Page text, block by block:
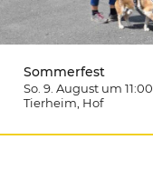
Sommerfest
So. 9. August um 11:00
Tierheim , Hof